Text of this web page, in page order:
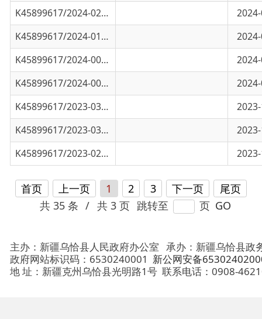
K45899617/2024-00182 民爆物品储存库、第四幼儿园、黑孜苇乡
2024-01-19
K45899617/2023-03096
乌恰县波斯坦南加油加气站建设项目、乌
2023-12-21
K45899617/2023-03023 伊尔克什坦口岸进境水果指定监管场地项
2023-12-07
首页 上一页 1
共 35 条 / 共 3 页 跳转至 页 GO
主办：新疆乌恰县人民政府办公室 承办：新疆乌恰县政务服务
地 址：新疆克州乌恰县光明路1号 联系电话：0908-4621030